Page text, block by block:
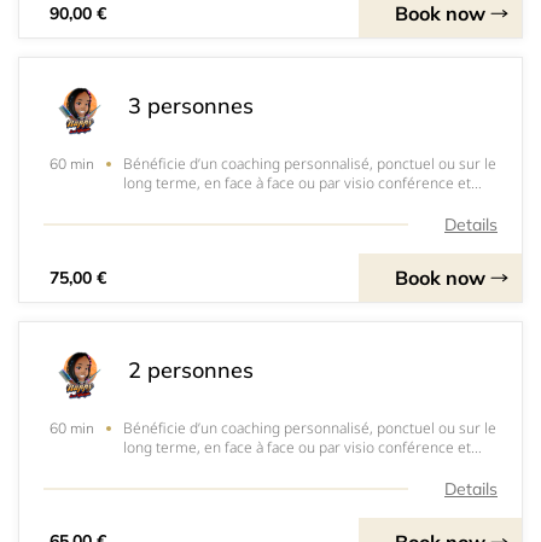
90,00 € Book now
3 personnes
60 min
Bénéficie d’un coaching personnalisé, ponctuel ou sur le
long terme, en face à face ou par visio conférence et
l’international.Mon but ? T’aider à mieux comprendre tes
Details
75,00 € Book now
2 personnes
60 min
Bénéficie d’un coaching personnalisé, ponctuel ou sur le
long terme, en face à face ou par visio conférence et
l’international.Mon but ? T’aider à mieux comprendre tes
Details